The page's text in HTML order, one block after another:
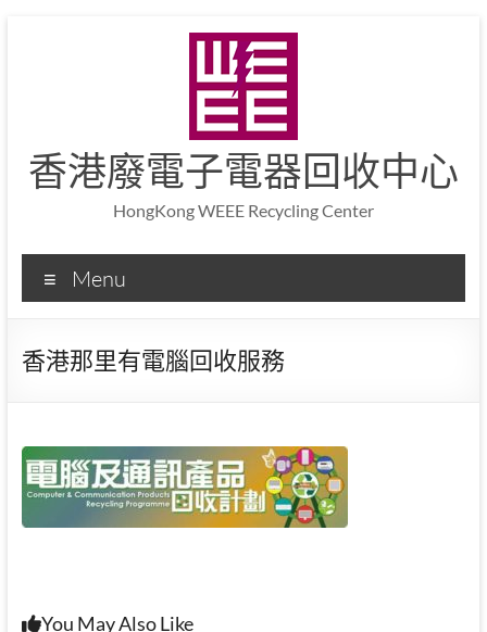
香港廢電子電器回收中心
HongKong WEEE Recycling Center
Menu
香港那里有電腦回收服務
You May Also Like